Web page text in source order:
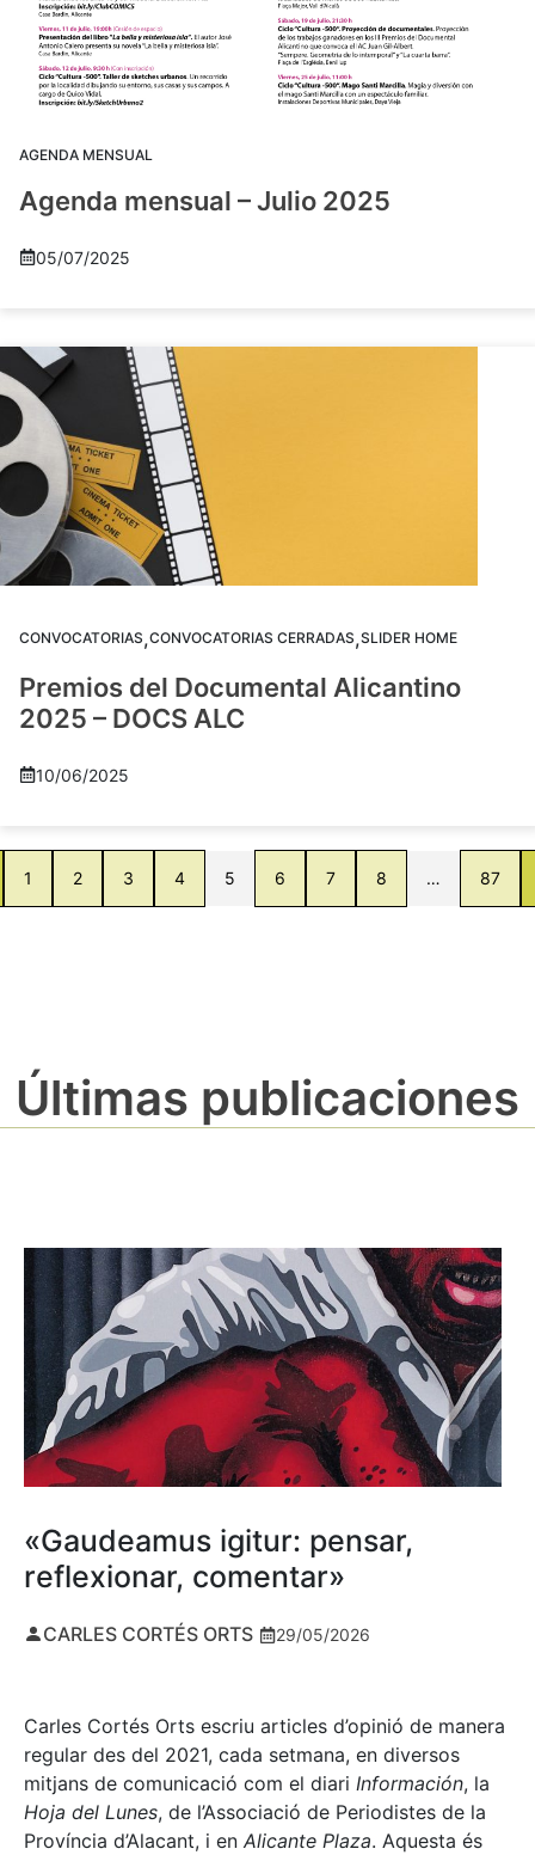
AGENDA MENSUAL
Agenda mensual – Julio 2025
05/07/2025
CONVOCATORIAS,CONVOCATORIAS CERRADAS,SLIDER HOME
Premios del Documental Alicantino
2025 – DOCS ALC
10/06/2025
1 2 3 4 5 6 7 8 … 87
Últimas publicaciones
«Gaudeamus igitur: pensar,
reflexionar, comentar»
CARLES CORTÉS ORTS 29/05/2026
Carles Cortés Orts escriu articles d’opinió de manera
regular des del 2021, cada setmana, en diversos
mitjans de comunicació com el diari Información, la
Hoja del Lunes, de l’Associació de Periodistes de la
Província d’Alacant, i en Alicante Plaza. Aquesta és